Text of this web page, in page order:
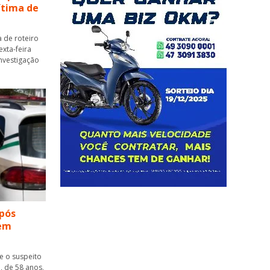
de
de roteiro
feira
o suspeito
de 58 anos,